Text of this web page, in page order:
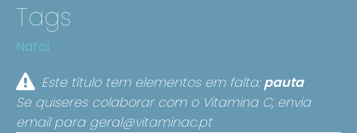
Tags
Natal
Este título tem elementos em falta:pauta
Se quiseres colaborar com o Vitamina C, envia
email para geral@vitaminac.pt